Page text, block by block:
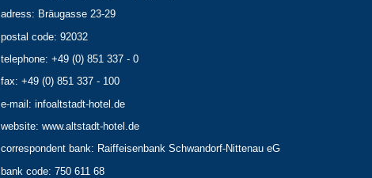
adress: Bräugasse 23-29
postal code: 92032
telephone: +49 (0) 851 337 - 0
fax: +49 (0) 851 337 - 100
e-mail: infoaltstadt-hotel.de
website: www.altstadt-hotel.de
correspondent bank: Raiffeisenbank Schwandorf-Nittenau eG
bank code: 750 611 68